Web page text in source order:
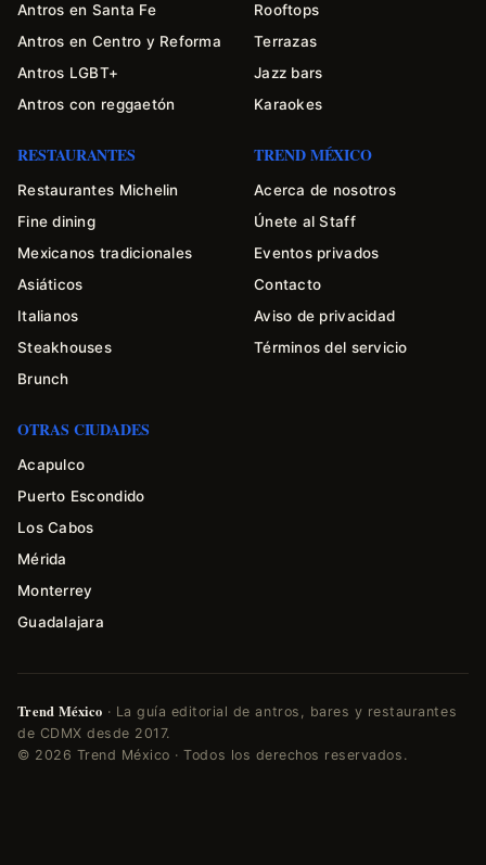
Antros en Santa Fe
Antros en Centro y Reforma
Antros LGBT+
Antros con reggaetón
Rooftops
Terrazas
Jazz bars
Karaokes
RESTAURANTES
Restaurantes Michelin
Fine dining
Mexicanos tradicionales
Asiáticos
Italianos
Steakhouses
Brunch
TREND MÉXICO
Acerca de nosotros
Únete al Staff
Eventos privados
Contacto
Aviso de privacidad
Términos del servicio
OTRAS CIUDADES
Acapulco
Puerto Escondido
Los Cabos
Mérida
Monterrey
Guadalajara
Trend México · La guía editorial de antros, bares y restaurantes
de CDMX desde 2017.
© 2026 Trend México · Todos los derechos reservados.